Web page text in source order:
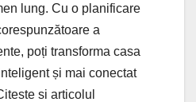
lung. Cu o planificare
a
poți transforma casa
și mai conectat
si articolul